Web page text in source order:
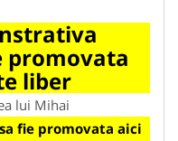
promovata
liber
lui Mihai
fie promovata aici